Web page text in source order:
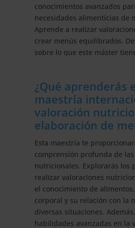
conocimientos avanzados
necesidades alimenticias de
Aprende a realizar
crear menús equilibrados.
sobre lo que este máster
¿Qué aprenderás
maestría
valoración
elaboración de
Esta maestría te
comprensión profunda de
nutricionales. Explorarás los
realizar valoraciones
el conocimiento de
corporal y su relación con la
diversas situaciones.
habilidades avanzadas en la